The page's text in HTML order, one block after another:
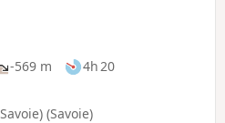
-569 m
4h 20
(Savoie)